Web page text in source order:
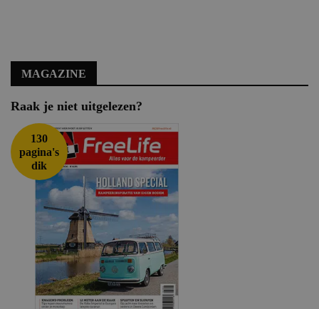
MAGAZINE
Raak je niet uitgelezen?
130
pagina's
dik